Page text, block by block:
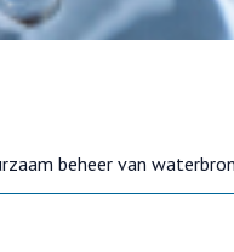
beheer van